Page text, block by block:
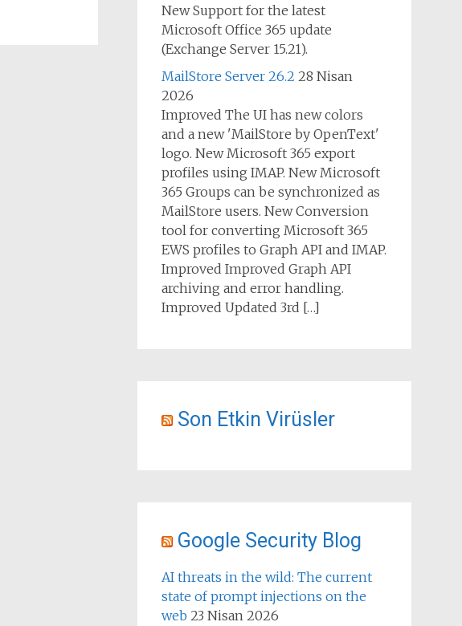
New Support for the latest
Microsoft Office 365 update
(Exchange Server 15.21).
MailStore Server 26.2 28 Nisan
2026
Improved The UI has new colors
and a new 'MailStore by OpenText'
logo. New Microsoft 365 export
profiles using IMAP. New Microsoft
365 Groups can be synchronized as
MailStore users. New Conversion
tool for converting Microsoft 365
EWS profiles to Graph API and IMAP.
Improved Improved Graph API
archiving and error handling.
Improved Updated 3rd […]
Son Etkin Virüsler
Google Security Blog
AI threats in the wild: The current
state of prompt injections on the
web 23 Nisan 2026